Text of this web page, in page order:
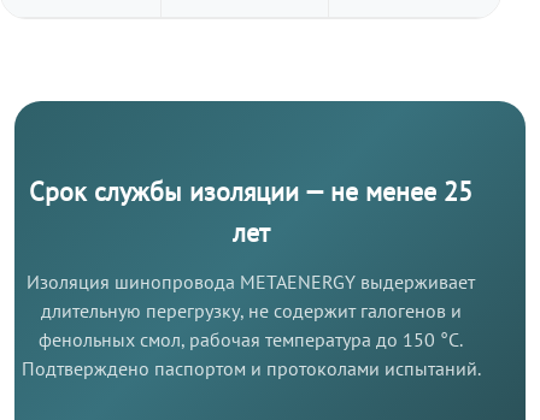
Срок службы изоляции — не менее 25
лет
Изоляция шинопровода METAENERGY выдерживает
длительную перегрузку, не содержит галогенов и
фенольных смол, рабочая температура до 150 °C.
Подтверждено паспортом и протоколами испытаний.